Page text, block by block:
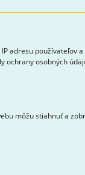
adresu
osobných
môžu stiahnuť a